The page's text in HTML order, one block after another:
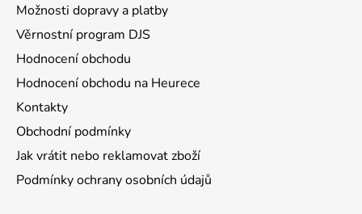
Možnosti dopravy a platby
Věrnostní program DJS
Hodnocení obchodu
Hodnocení obchodu na Heurece
Kontakty
Obchodní podmínky
Jak vrátit nebo reklamovat zboží
Podmínky ochrany osobních údajů